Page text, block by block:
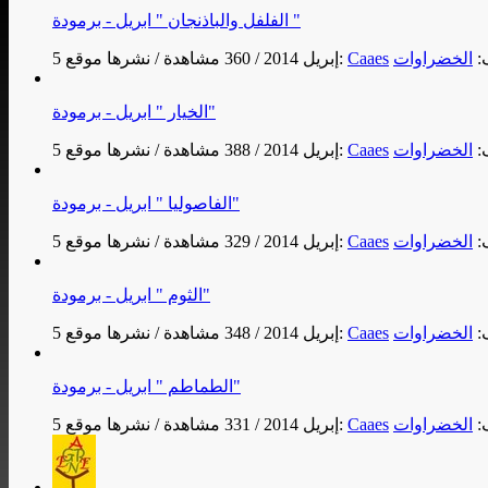
الفلفل والباذنجان " ابريل - برمودة "
5 إبريل 2014 / 360 مشاهدة / نشرها موقع: Caaes الخضراوات
الخيار " ابريل - برمودة"
5 إبريل 2014 / 388 مشاهدة / نشرها موقع: Caaes الخضراوات
الفاصوليا " ابريل - برمودة"
5 إبريل 2014 / 329 مشاهدة / نشرها موقع: Caaes الخضراوات
الثوم " ابريل - برمودة"
5 إبريل 2014 / 348 مشاهدة / نشرها موقع: Caaes الخضراوات
الطماطم " ابريل - برمودة"
5 إبريل 2014 / 331 مشاهدة / نشرها موقع: Caaes الخضراوات